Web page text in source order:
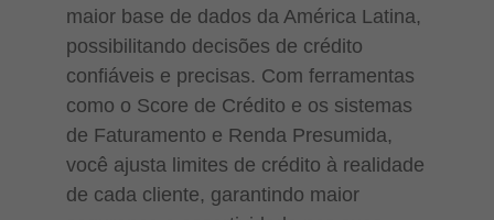
maior base de dados da América Latina,
possibilitando decisões de crédito
confiáveis e precisas. Com ferramentas
como o Score de Crédito e os sistemas
de Faturamento e Renda Presumida,
você ajusta limites de crédito à realidade
de cada cliente, garantindo maior